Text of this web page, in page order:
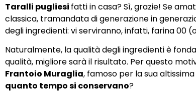
Taralli pugliesi fatti in casa? Sì, grazie! Se
classica, tramandata di generazione in
degli ingredienti: vi serviranno, infatti, farina 00
Naturalmente, la qualità degli ingredienti è
qualità, migliore sarà il risultato. Per questo
Frantoio Muraglia, famoso per la sua
quanto tempo si conservano?